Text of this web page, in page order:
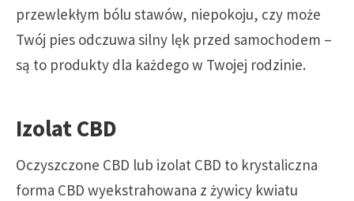
przewlekłym bólu stawów, niepokoju, czy może
Twój pies odczuwa silny lęk przed samochodem –
są to produkty dla każdego w Twojej rodzinie.
Izolat CBD
Oczyszczone CBD lub izolat CBD to krystaliczna
forma CBD wyekstrahowana z żywicy kwiatu